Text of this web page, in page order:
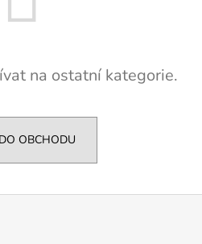
na ostatní kategorie.
OBCHODU